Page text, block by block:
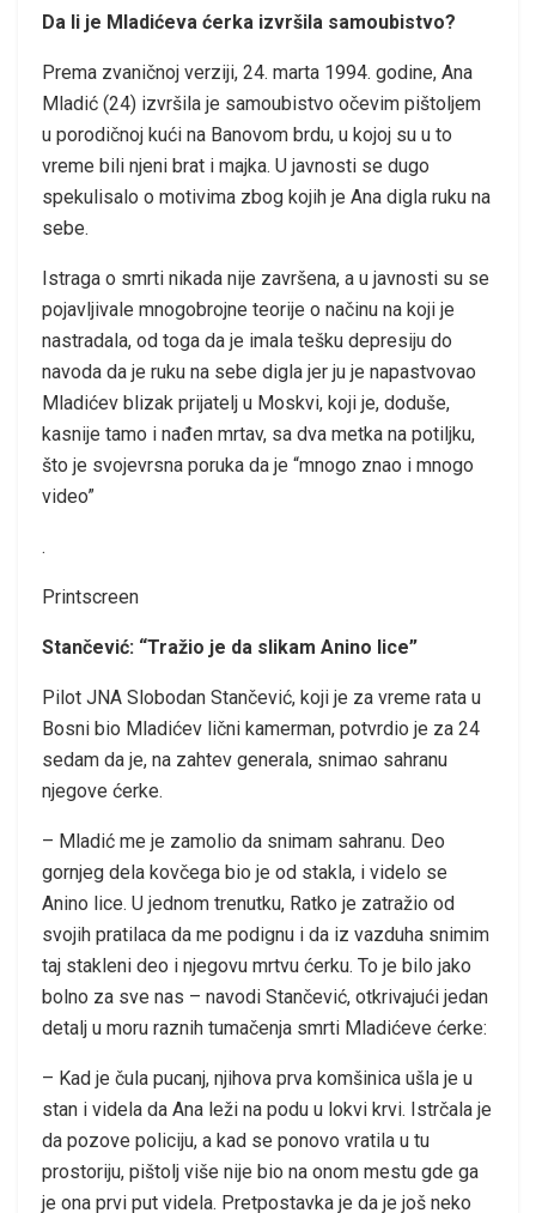
Da li je Mladićeva ćerka izvršila samoubistvo?
Prema zvaničnoj verziji, 24. marta 1994. godine, Ana
Mladić (24) izvršila je samoubistvo očevim pištoljem
u porodičnoj kući na Banovom brdu, u kojoj su u to
vreme bili njeni brat i majka. U javnosti se dugo
spekulisalo o motivima zbog kojih je Ana digla ruku na
sebe.
Istraga o smrti nikada nije završena, a u javnosti su se
pojavljivale mnogobrojne teorije o načinu na koji je
nastradala, od toga da je imala tešku depresiju do
navoda da je ruku na sebe digla jer ju je napastvovao
Mladićev blizak prijatelj u Moskvi, koji je, doduše,
kasnije tamo i nađen mrtav, sa dva metka na potiljku,
što je svojevrsna poruka da je “mnogo znao i mnogo
video”
.
Printscreen
Stančević: “Tražio je da slikam Anino lice”
Pilot JNA Slobodan Stančević, koji je za vreme rata u
Bosni bio Mladićev lični kamerman, potvrdio je za 24
sedam da je, na zahtev generala, snimao sahranu
njegove ćerke.
– Mladić me je zamolio da snimam sahranu. Deo
gornjeg dela kovčega bio je od stakla, i videlo se
Anino lice. U jednom trenutku, Ratko je zatražio od
svojih pratilaca da me podignu i da iz vazduha snimim
taj stakleni deo i njegovu mrtvu ćerku. To je bilo jako
bolno za sve nas – navodi Stančević, otkrivajući jedan
detalj u moru raznih tumačenja smrti Mladićeve ćerke:
– Kad je čula pucanj, njihova prva komšinica ušla je u
stan i videla da Ana leži na podu u lokvi krvi. Istrčala je
da pozove policiju, a kad se ponovo vratila u tu
prostoriju, pištolj više nije bio na onom mestu gde ga
je ona prvi put videla. Pretpostavka je da je još neko